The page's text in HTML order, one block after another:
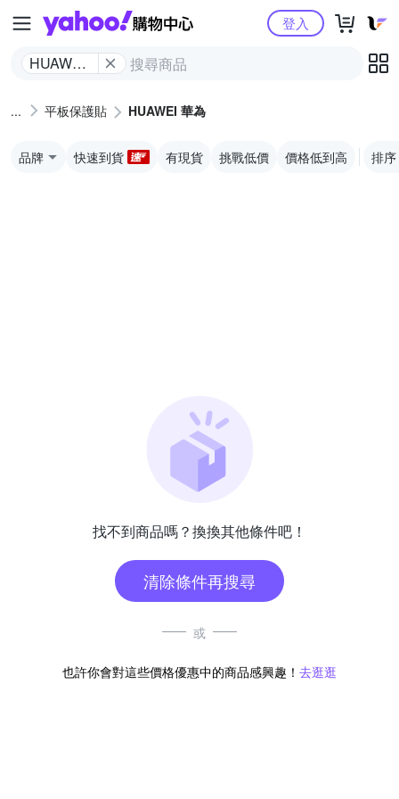
Yahoo購物中心
HUAWEI
登入
平板保護貼 HUAWEI 華為
品牌 快速到貨 有現貨 挑戰低價 價格低到高 排序
找不到商品嗎？換換其他條件吧！
清除條件再搜尋
或
也許你會對這些價格優惠中的商品感興趣！ 去逛逛